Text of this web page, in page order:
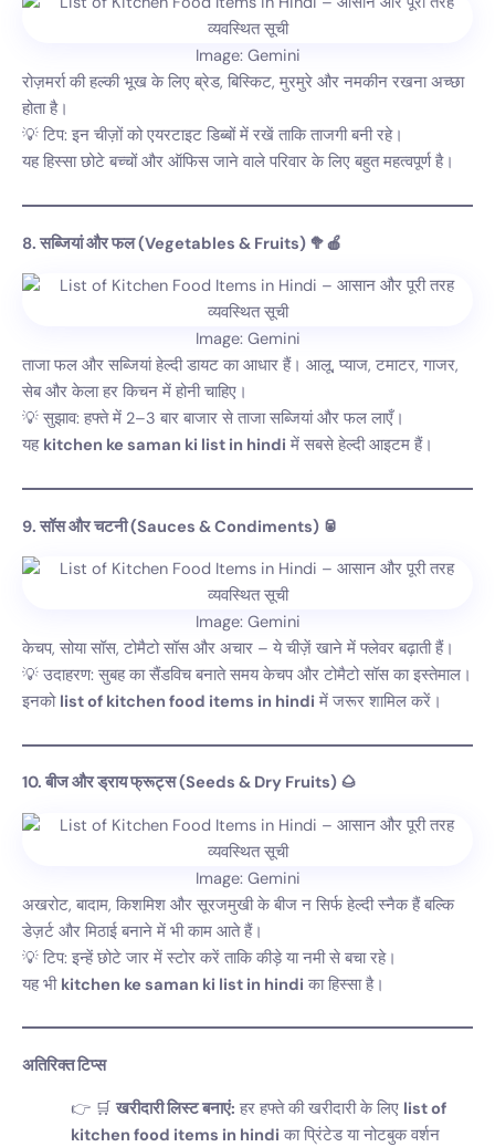
Image: Gemini
रोज़मर्रा की हल्की भूख के लिए ब्रेड, बिस्किट, मुरमुरे और नमकीन रखना अच्छा
होता है।
💡 टिप: इन चीज़ों को एयरटाइट डिब्बों में रखें ताकि ताजगी बनी रहे।
यह हिस्सा छोटे बच्चों और ऑफिस जाने वाले परिवार के लिए बहुत महत्वपूर्ण है।
8. सब्जियां और फल (Vegetables & Fruits) 🥦🍎
Image: Gemini
ताजा फल और सब्जियां हेल्दी डायट का आधार हैं। आलू, प्याज, टमाटर, गाजर,
सेब और केला हर किचन में होनी चाहिए।
💡 सुझाव: हफ्ते में 2–3 बार बाजार से ताजा सब्जियां और फल लाएँ।
यह kitchen ke saman ki list in hindi में सबसे हेल्दी आइटम हैं।
9. सॉस और चटनी (Sauces & Condiments) 🥫
Image: Gemini
केचप, सोया सॉस, टोमैटो सॉस और अचार – ये चीज़ें खाने में फ्लेवर बढ़ाती हैं।
💡 उदाहरण: सुबह का सैंडविच बनाते समय केचप और टोमैटो सॉस का इस्तेमाल।
इनको list of kitchen food items in hindi में जरूर शामिल करें।
10. बीज और ड्राय फ्रूट्स (Seeds & Dry Fruits) 🌰
Image: Gemini
अखरोट, बादाम, किशमिश और सूरजमुखी के बीज न सिर्फ हेल्दी स्नैक हैं बल्कि
डेज़र्ट और मिठाई बनाने में भी काम आते हैं।
💡 टिप: इन्हें छोटे जार में स्टोर करें ताकि कीड़े या नमी से बचा रहे।
यह भी kitchen ke saman ki list in hindi का हिस्सा है।
अतिरिक्त टिप्स
🛒 खरीदारी लिस्ट बनाएं: हर हफ्ते की खरीदारी के लिए list of
kitchen food items in hindiका प्रिंटेड या नोटबुक वर्शन